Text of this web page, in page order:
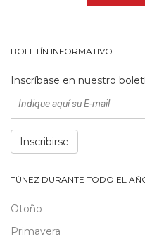
BOLETÍN INFORMATIVO
Inscríbase en nuestro
Inscribirse
TÚNEZ DURANTE TODO EL
Otoño
Primavera